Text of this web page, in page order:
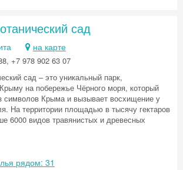
сад
на карте
+7 978 902 63 07
сад – это уникальный парк,
на побережье Чёрного моря, который
символов Крыма и вызывает восхищение у
На территории площадью в тысячу гектаров
6000 видов травянистых и древесных
рядом: 31